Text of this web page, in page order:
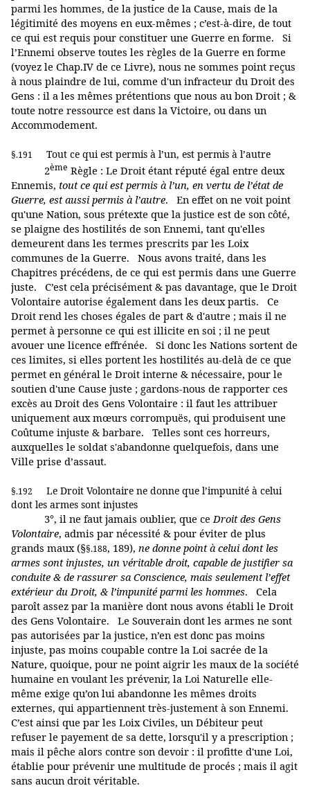
parmi les hommes, de la justice de la Cause, mais de la
légitimité des moyens en eux-mêmes ; c’est-à-dire, de tout
ce qui est requis pour constituer une Guerre en forme. Si
l’Ennemi observe toutes les règles de la Guerre en forme
(voyez le Chap.IV de ce Livre), nous ne sommes point reçus
à nous plaindre de lui, comme d'un infracteur du Droit des
Gens : il a les mêmes prétentions que nous au bon Droit ; &
toute notre ressource est dans la Victoire, ou dans un
Accommodement.
§.191 Tout ce qui est permis à l’un, est permis à l’autre
2ème Règle : Le Droit étant réputé égal entre deux
Ennemis, tout ce qui est permis à l’un, en vertu de l’état de
Guerre, est aussi permis à l’autre. En effet on ne voit point
qu'une Nation, sous prétexte que la justice est de son côté,
se plaigne des hostilités de son Ennemi, tant qu'elles
demeurent dans les termes prescrits par les Loix
communes de la Guerre. Nous avons traité, dans les
Chapitres précédens, de ce qui est permis dans une Guerre
juste. C’est cela précisément & pas davantage, que le Droit
Volontaire autorise également dans les deux partis. Ce
Droit rend les choses égales de part & d'autre ; mais il ne
permet à personne ce qui est illicite en soi ; il ne peut
avouer une licence effrénée. Si donc les Nations sortent de
ces limites, si elles portent les hostilités au-delà de ce que
permet en général le Droit interne & nécessaire, pour le
soutien d'une Cause juste ; gardons-nous de rapporter ces
excès au Droit des Gens Volontaire : il faut les attribuer
uniquement aux mœurs corrompuës, qui produisent une
Coûtume injuste & barbare. Telles sont ces horreurs,
auxquelles le soldat s'abandonne quelquefois, dans une
Ville prise d’assaut.
§.192
Le Droit Volontaire ne donne que l’impunité à celui
dont les armes sont injustes
3°, il ne faut jamais oublier, que ce Droit des Gens
Volontaire, admis par nécessité & pour éviter de plus
grands maux (§§.188, 189), ne donne point à celui dont les
armes sont injustes, un véritable droit, capable de justifier sa
conduite & de rassurer sa Conscience, mais seulement l’effet
extérieur du Droit, & l’impunité parmi les hommes. Cela
paroît assez par la manière dont nous avons établi le Droit
des Gens Volontaire. Le Souverain dont les armes ne sont
pas autorisées par la justice, n’en est donc pas moins
injuste, pas moins coupable contre la Loi sacrée de la
Nature, quoique, pour ne point aigrir les maux de la société
humaine en voulant les prévenir, la Loi Naturelle elle-
même exige qu’on lui abandonne les mêmes droits
externes, qui appartiennent très-justement à son Ennemi.
C’est ainsi que par les Loix Civiles, un Débiteur peut
refuser le payement de sa dette, lorsqu'il y a prescription ;
mais il pêche alors contre son devoir : il profitte d'une Loi,
établie pour prévenir une multitude de procés ; mais il agit
sans aucun droit véritable.